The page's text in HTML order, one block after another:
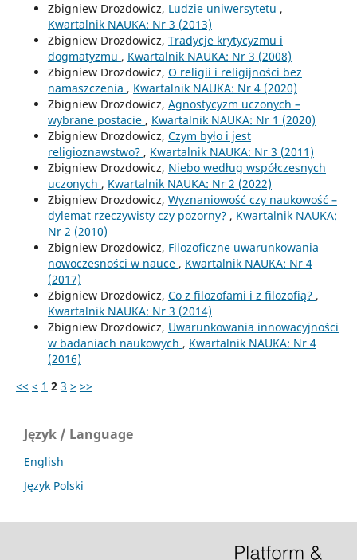
Zbigniew Drozdowicz, Ludzie uniwersytetu ,
Kwartalnik NAUKA: Nr 3 (2013)
Zbigniew Drozdowicz, Tradycje krytycyzmu i
dogmatyzmu , Kwartalnik NAUKA: Nr 3 (2008)
Zbigniew Drozdowicz, O religii i religijności bez
namaszczenia , Kwartalnik NAUKA: Nr 4 (2020)
Zbigniew Drozdowicz, Agnostycyzm uczonych –
wybrane postacie , Kwartalnik NAUKA: Nr 1 (2020)
Zbigniew Drozdowicz, Czym było i jest
religioznawstwo? , Kwartalnik NAUKA: Nr 3 (2011)
Zbigniew Drozdowicz, Niebo według współczesnych
uczonych , Kwartalnik NAUKA: Nr 2 (2022)
Zbigniew Drozdowicz, Wyznaniowość czy naukowość –
dylemat rzeczywisty czy pozorny? , Kwartalnik NAUKA:
Nr 2 (2010)
Zbigniew Drozdowicz, Filozoficzne uwarunkowania
nowoczesności w nauce , Kwartalnik NAUKA: Nr 4
(2017)
Zbigniew Drozdowicz, Co z filozofami i z filozofią? ,
Kwartalnik NAUKA: Nr 3 (2014)
Zbigniew Drozdowicz, Uwarunkowania innowacyjności
w badaniach naukowych , Kwartalnik NAUKA: Nr 4
(2016)
<< < 1 2 3 > >>
Język / Language
English
Język Polski